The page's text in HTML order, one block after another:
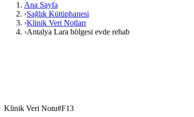
Ana Sayfa
›Sağlık Kütüphanesi
›Klinik Veri Notları
›Antalya Lara bölgesi evde rehab
Klinik Veri Notu#F13